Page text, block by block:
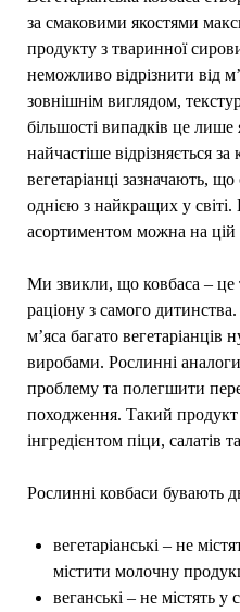
за смаковими якостями
продукту з тваринної
неможливо відрізнити від
зовнішнім виглядом,
більшості випадків це лише
найчастіше відрізняється
вегетаріанці зазначають,
однією з найкращих у
асортиментом можна на цій
Ми звикли, що ковбаса – це
раціону з самого
м’яса багато
виробами. Рослинні
проблему та полегшити
походження. Такий
інгредієнтом піци, салатів
Рослинні ковбаси бувають
вегетаріанські – не
містити молочну
веганські – не містять